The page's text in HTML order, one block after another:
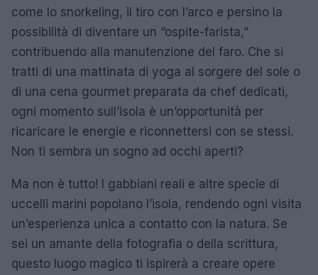
come lo snorkeling, il tiro con l’arco e persino la
possibilità di diventare un “ospite-farista,”
contribuendo alla manutenzione del faro. Che si
tratti di una mattinata di yoga al sorgere del sole o
di una cena gourmet preparata da chef dedicati,
ogni momento sull’isola è un’opportunità per
ricaricare le energie e riconnettersi con se stessi.
Non ti sembra un sogno ad occhi aperti?
Ma non è tutto! I gabbiani reali e altre specie di
uccelli marini popolano l’isola, rendendo ogni visita
un’esperienza unica a contatto con la natura. Se
sei un amante della fotografia o della scrittura,
questo luogo magico ti ispirerà a creare opere